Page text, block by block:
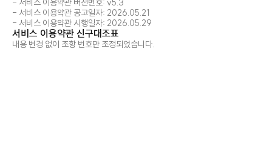
- 서비스 이용약관 버전번호: v5.3
- 서비스 이용약관 공고일자: 2026.05.21
- 서비스 이용약관 시행일자: 2026.05.29
서비스 이용약관 신구대조표
내용 변경 없이 조항 번호만 조정되었습니다.